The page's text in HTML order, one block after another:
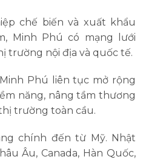
chế biến và xuất khẩu
Minh Phú có mạng lưới
trường nội địa và quốc tế.
Phú liên tục mở rộng
năng, nâng tầm thương
trường toàn cầu.
chính đến từ Mỹ. Nhật
Âu, Canada, Hàn Quốc,